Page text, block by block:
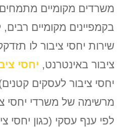
משרדים מקומיים מתמחים
בקמפיינים מקומיים
שירות יחסי ציבור לו
ציבור באינטרנט, יחסי
יחסי ציבור לעסקים
מרשימה של משרדי יחסי
לפי ענף עסקי (כגון יחסי